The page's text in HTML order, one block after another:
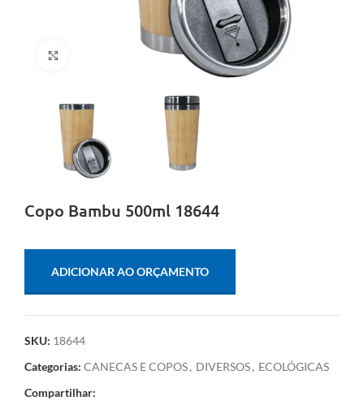
Clique para ampliar
Copo Bambu 500ml 18644
ADICIONAR AO ORÇAMENTO
SKU: 18644
Categorias: CANECAS E COPOS, DIVERSOS, ECOLÓGICAS
Compartilhar: